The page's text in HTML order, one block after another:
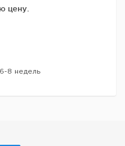
цену.
8 недель